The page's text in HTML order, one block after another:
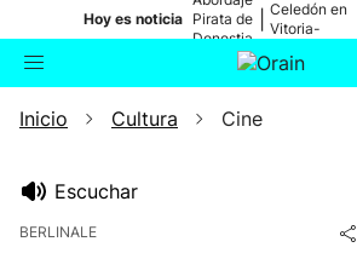
Hoy es noticia Pirata de
Donostia
Celedón en
Vitoria-
Buscador Actualidad
Inicio Cultura Cine
Escuchar
BERLINALE